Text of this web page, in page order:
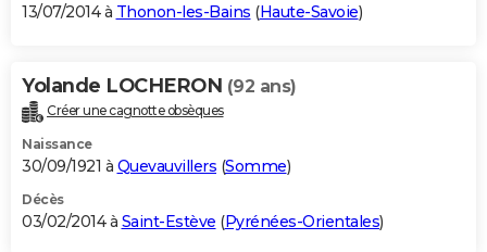
13/07/2014 à Thonon-les-Bains (Haute-Savoie)
Yolande LOCHERON (92 ans)
Créer une cagnotte obsèques
Naissance
30/09/1921 à Quevauvillers (Somme)
Décès
03/02/2014 à Saint-Estève (Pyrénées-Orientales)